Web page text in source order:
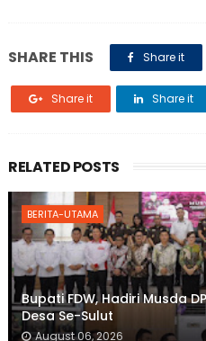
SHARE THIS Share it
Share it Share it
RELATED POSTS
BERITA-UTAMA
Bupati FDW, Hadiri Musda
Desa Se-Sulut
August 06, 2026